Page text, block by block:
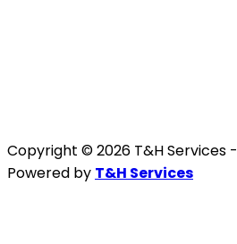
Copyright © 2026 T&H Services -
Powered by T&H Services